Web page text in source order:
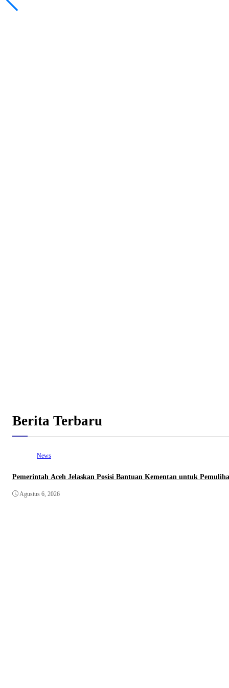
Berita Terbaru
News
Pemerintah Aceh Jelaskan Posisi Bantuan Kementan untuk
Agustus 6, 2026